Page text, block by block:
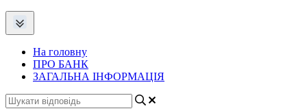
На головну
ПРО БАНК
ЗАГАЛЬНА ІНФОРМАЦІЯ